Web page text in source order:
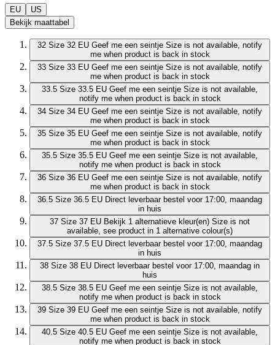
EU
US
Bekijk maattabel
32 Size 32 EU Geef me een seintje Size is not available, notify
me when product is back in stock
33 Size 33 EU Geef me een seintje Size is not available, notify
me when product is back in stock
33.5 Size 33.5 EU Geef me een seintje Size is not available,
notify me when product is back in stock
34 Size 34 EU Geef me een seintje Size is not available, notify
me when product is back in stock
35 Size 35 EU Geef me een seintje Size is not available, notify
me when product is back in stock
35.5 Size 35.5 EU Geef me een seintje Size is not available,
notify me when product is back in stock
36 Size 36 EU Geef me een seintje Size is not available, notify
me when product is back in stock
36.5 Size 36.5 EU Direct leverbaar bestel voor 17:00, maandag
in huis
37 Size 37 EU Bekijk 1 alternatieve kleur(en) Size is not
available, see product in 1 alternative colour(s)
37.5 Size 37.5 EU Direct leverbaar bestel voor 17:00, maandag
in huis
38 Size 38 EU Direct leverbaar bestel voor 17:00, maandag in
huis
38.5 Size 38.5 EU Geef me een seintje Size is not available,
notify me when product is back in stock
39 Size 39 EU Geef me een seintje Size is not available, notify
me when product is back in stock
40.5 Size 40.5 EU Geef me een seintje Size is not available,
notify me when product is back in stock